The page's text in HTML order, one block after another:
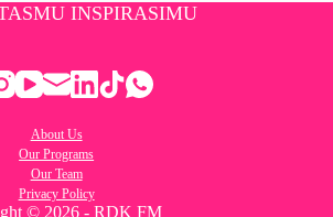
INSPIRASIMU
About Us
Our Programs
Our Team
Privacy Policy
© 2026 - RDK FM